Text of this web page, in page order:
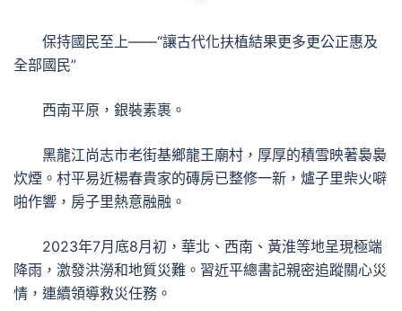
保持國民至上——“讓古代化扶植結果更多更公正惠及
全部國民”
西南平原，銀裝素裹。
黑龍江尚志市老街基鄉龍王廟村，厚厚的積雪映著裊裊
炊煙。村平易近楊春貴家的磚房已整修一新，爐子里柴火噼
啪作響，房子里熱意融融。
2023年7月底8月初，華北、西南、黃淮等地呈現極端
降雨，激發洪澇和地質災難。習近平總書記親密追蹤關心災
情，連續領導救災任務。